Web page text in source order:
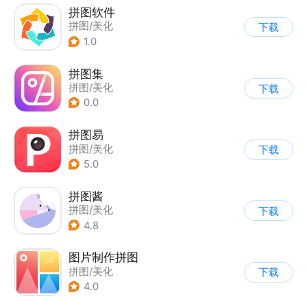
拼图软件
拼图/美化
1.0
下载
拼图集
拼图/美化
0.0
下载
拼图易
拼图/美化
5.0
下载
拼图酱
拼图/美化
4.8
下载
图片制作拼图
拼图/美化
4.0
下载